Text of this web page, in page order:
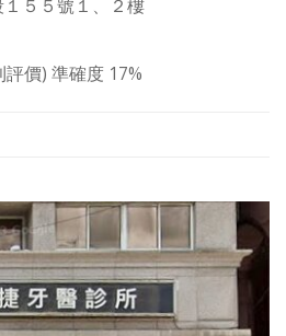
５５號１、２樓
評價) 準確度 17%